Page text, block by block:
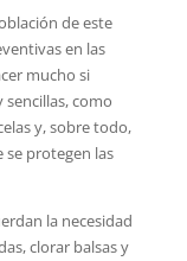
de este
en las
mucho si
como
y, sobre todo,
protegen las
la necesidad
clorar balsas y